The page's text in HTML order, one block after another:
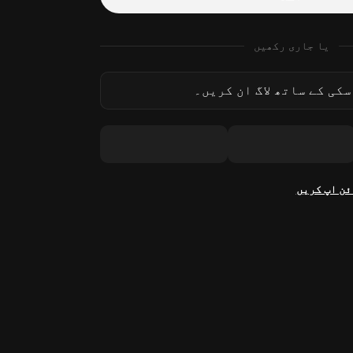
یا جاری رکھیں
کے ساتھ لاگ ان کریں۔
اپ کریں